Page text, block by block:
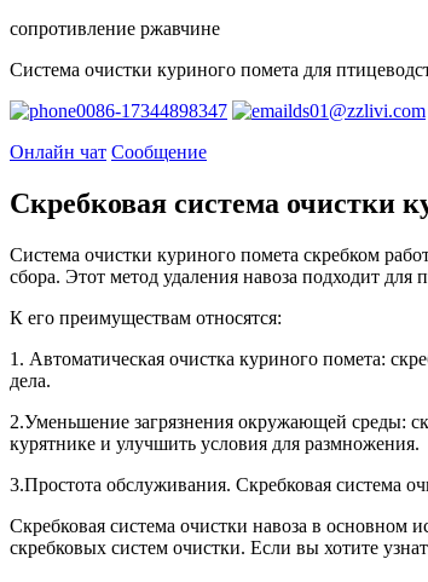
сопротивление ржавчине
Система очистки куриного помета для
0086-17344898347
ds01@zzlivi.com
Онлайн чат Сообщение
Скребковая система очистки
Система очистки куриного помета скребком
сбора. Этот метод удаления навоза подходит
К его преимуществам относятся:
1. Автоматическая очистка куриного помета:
дела.
2.Уменьшение загрязнения окружающей среды:
курятнике и улучшить условия для размножения.
3.Простота обслуживания. Скребковая система
Скребковая система очистки навоза в основном
скребковых систем очистки. Если вы хотите